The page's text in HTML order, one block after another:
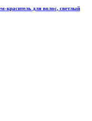
краситель для волос, светлый